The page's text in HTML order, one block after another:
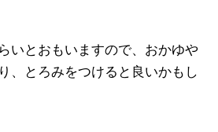
いとおもいますので、おかゆや
、とろみをつけると良いかもし